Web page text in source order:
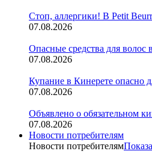
Стоп, аллергики! В Petit
07.08.2026
Опасные средства для волос
07.08.2026
Купание в Кинерете опасно
07.08.2026
Объявлено о обязательном
07.08.2026
Новости потребителям
Новости потребителям